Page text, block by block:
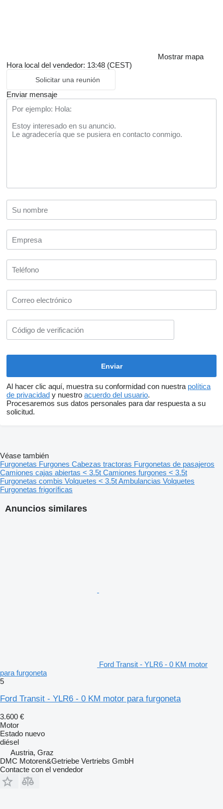
Mostrar mapa
Hora local del vendedor: 13:48 (CEST)
Solicitar una reunión
Enviar mensaje
Al hacer clic aquí, muestra su conformidad con nuestra política
de privacidad y nuestro acuerdo del usuario.
Procesaremos sus datos personales para dar respuesta a su
solicitud.
Anuncios similares
Ford Transit - YLR6 - 0 KM motor
para furgoneta
5
Ford Transit - YLR6 - 0 KM motor para furgoneta
3.600 €
Motor
Estado nuevo
diésel
Austria, Graz
DMC Motoren&Getriebe Vertriebs GmbH
Contacte con el vendedor
Véase también
Furgonetas Furgones Cabezas tractoras Furgonetas de pasajeros
Camiones cajas abiertas < 3.5t Camiones furgones < 3.5t
Furgonetas combis Volquetes < 3.5tAmbulancias Volquetes
Furgonetas frigoríficas